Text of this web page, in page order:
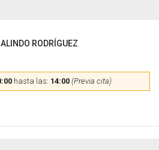
RODRÍGUEZ
hasta las: 14:00 (Previa cita)